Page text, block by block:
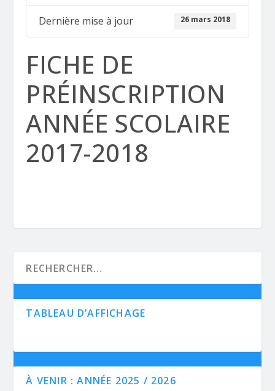
Dernière mise à jour 26 mars 2018
FICHE DE
PRÉINSCRIPTION
ANNÉE SCOLAIRE
2017-2018
TABLEAU D’AFFICHAGE
À VENIR : ANNÉE 2025 / 2026